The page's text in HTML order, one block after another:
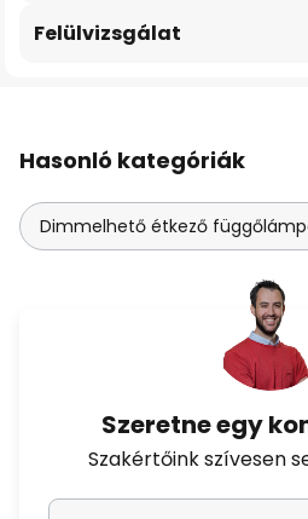
Felülvizsgálat
Hasonló kategóriák
Dimmelhető étkező
Szeretne egy
Szakértőink szívesen